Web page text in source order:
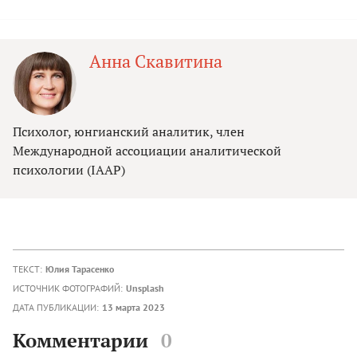
Анна Скавитина
Психолог, юнгианский аналитик, член
Международной ассоциации аналитической
психологии (IAAP)
ТЕКСТ: Юлия Тарасенко
ИСТОЧНИК ФОТОГРАФИЙ: Unsplash
ДАТА ПУБЛИКАЦИИ: 13 марта 2023
Комментарии 0